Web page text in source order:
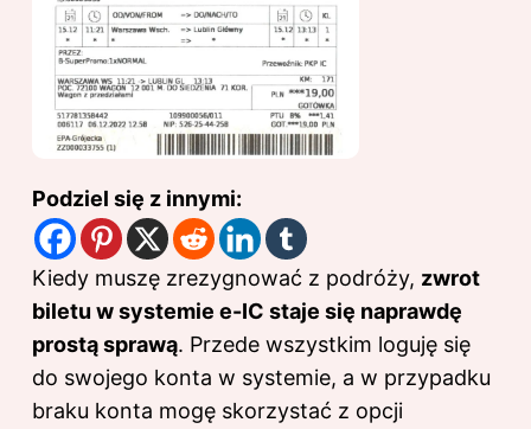
Podziel się z innymi:
Kiedy muszę zrezygnować z podróży, zwrot
biletu w systemie e-IC staje się naprawdę
prostą sprawą. Przede wszystkim loguję się
do swojego konta w systemie, a w przypadku
braku konta mogę skorzystać z opcji